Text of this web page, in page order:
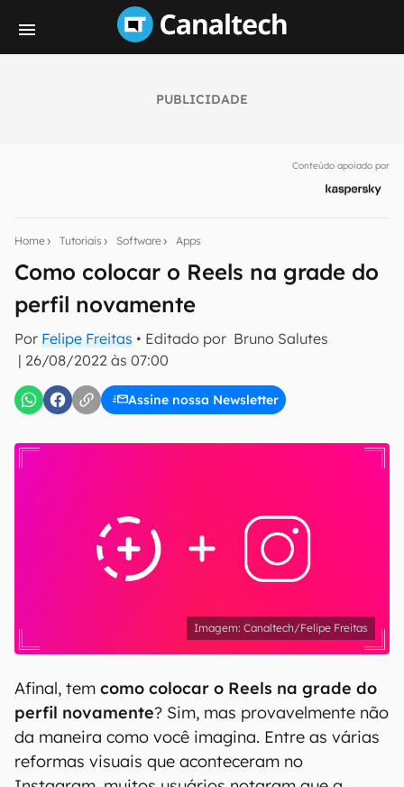
PUBLICIDADE
Conteúdo apoiado por
Home Tutoriais Software Apps
Como colocar o Reels na grade do
perfil novamente
Por Felipe Freitas • Editado por Bruno Salutes
| 26/08/2022 às 07:00
Assine nossa Newsletter
notícias e reviews sobre tecnologia em primeira
inscreva-se
Confirmo que li, aceito e concordo com os
Canaltech/Felipe Freitas
Afinal, tem como colocar o Reels na grade do
perfil novamente? Sim, mas provavelmente não
da maneira como você imagina. Entre as várias
reformas visuais que aconteceram no